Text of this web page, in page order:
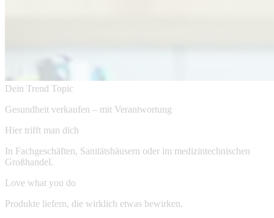
Dein Trend Topic
Gesundheit verkaufen – mit Verantwortung
Hier trifft man dich
In Fachgeschäften, Sanitätshäusern oder im medizintechnischen
Großhandel.
Love what you do
Produkte liefern, die wirklich etwas bewirken.